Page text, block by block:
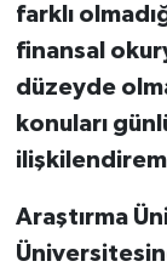
farklı
finansal
düzeyde
konuları
Araştırma